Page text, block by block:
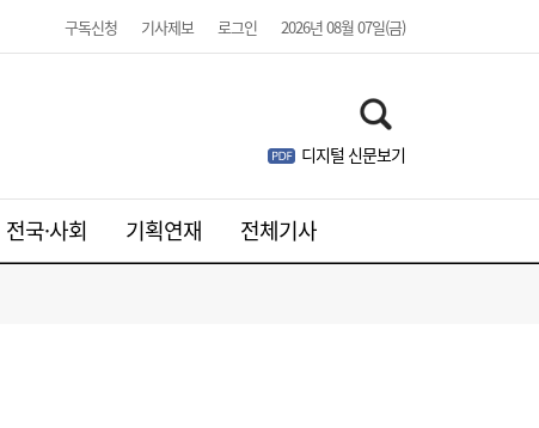
구독신청 기사제보 로그인 2026년 08월 07일(금)
디지털 신문보기
전국·사회 기획연재 전체기사